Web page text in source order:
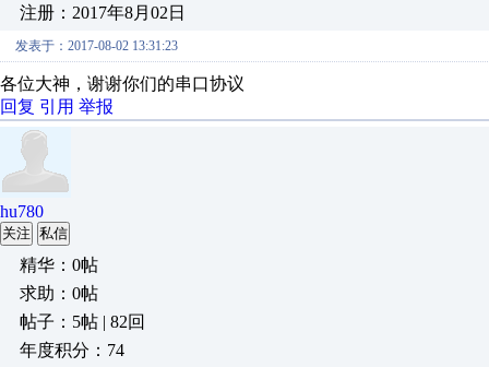
注册：2017年8月02日
发表于：2017-08-02 13:31:23
各位大神，谢谢你们的串口协议
回复 引用 举报
hu780
关注 私信
精华：0帖
求助：0帖
帖子：5帖 | 82回
年度积分：74